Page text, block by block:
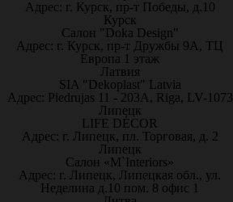
Адрес: г. Курск, пр-т Победы, д.10
Курск
Салон "Doka Design"
Адрес: г. Курск, пр-т Дружбы 9А, ТЦ
Европа 1 этаж
Латвия
SIA "Dekoplast" Latvia
Адрес: Piedrujas 11 - 203A, Riga, LV-1073
Липецк
LIFE DÉCOR
Адрес: г. Липецк, пл. Торговая, д. 2
Липецк
Салон «M`Interiors»
Адрес: г. Липецк, Липецкая обл., ул.
Неделина д.10 пом. 8 офис 1